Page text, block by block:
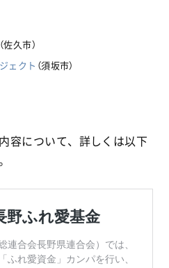
（佐久市）
ェクト （須坂市）
容について、詳しくは以下